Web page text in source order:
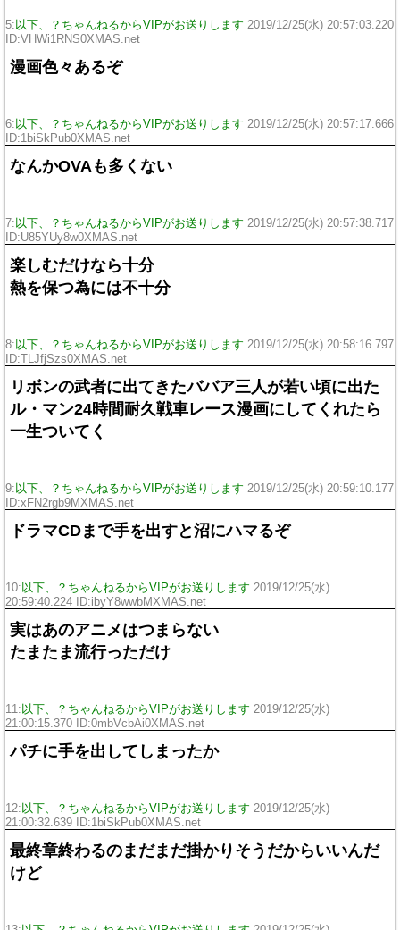
5: 以下、？ちゃんねるからVIPがお送りします 2019/12/25(水) 20:57:03.220
ID:VHWi1RNS0XMAS.net
漫画色々あるぞ
6: 以下、？ちゃんねるからVIPがお送りします 2019/12/25(水) 20:57:17.666
ID:1biSkPub0XMAS.net
なんかOVAも多くない
7: 以下、？ちゃんねるからVIPがお送りします 2019/12/25(水) 20:57:38.717
ID:U85YUy8w0XMAS.net
楽しむだけなら十分
熱を保つ為には不十分
8: 以下、？ちゃんねるからVIPがお送りします 2019/12/25(水) 20:58:16.797
ID:TLJfjSzs0XMAS.net
リボンの武者に出てきたババア三人が若い頃に出た
ル・マン24時間耐久戦車レース漫画にしてくれたら
一生ついてく
9: 以下、？ちゃんねるからVIPがお送りします 2019/12/25(水) 20:59:10.177
ID:xFN2rgb9MXMAS.net
ドラマCDまで手を出すと沼にハマるぞ
10: 以下、？ちゃんねるからVIPがお送りします 2019/12/25(水)
20:59:40.224 ID:ibyY8wwbMXMAS.net
実はあのアニメはつまらない
たまたま流行っただけ
11: 以下、？ちゃんねるからVIPがお送りします 2019/12/25(水)
21:00:15.370 ID:0mbVcbAi0XMAS.net
パチに手を出してしまったか
12: 以下、？ちゃんねるからVIPがお送りします 2019/12/25(水)
21:00:32.639 ID:1biSkPub0XMAS.net
最終章終わるのまだまだ掛かりそうだからいいんだ
けど